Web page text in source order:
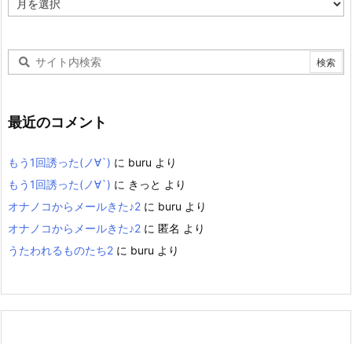
ー
最近のコメント
もう1回誘った(ノ∀`) に buru より
もう1回誘った(ノ∀`) に きっと より
オナノコからメールきた♪2 に buru より
オナノコからメールきた♪2 に 匿名 より
うたわれるものたち2 に buru より